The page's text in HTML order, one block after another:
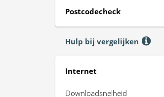
Postcodecheck
Hulp bij vergelijken
Internet
Downloadsnelheid